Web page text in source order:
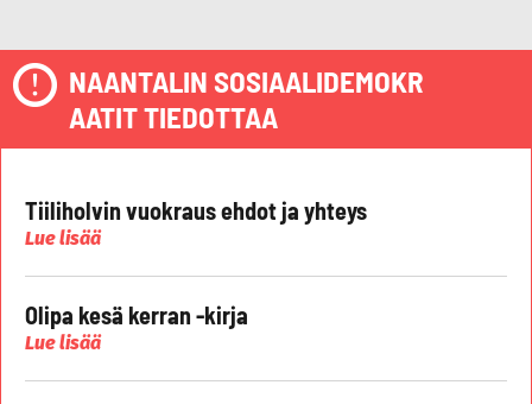
NAANTALIN SOSIAALIDEMOKR
AATIT TIEDOTTAA
Tiiliholvin vuokraus ehdot ja yhteys
Lue lisää
Olipa kesä kerran -kirja
Lue lisää